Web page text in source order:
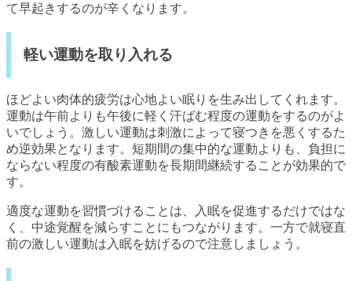
て早起きするのが辛くなります。
軽い運動を取り入れる
ほどよい肉体的疲労は心地よい眠りを生み出してくれます。
運動は午前よりも午後に軽く汗ばむ程度の運動をするのがよ
いでしょう。激しい運動は刺激によって寝つきを悪くするた
め逆効果となります。短期間の集中的な運動よりも、負担に
ならない程度の有酸素運動を長期間継続することが効果的で
す。
適度な運動を習慣づけることは、入眠を促進するだけではな
く、中途覚醒を減らすことにもつながります。一方で就寝直
前の激しい運動は入眠を妨げるので注意しましょう。